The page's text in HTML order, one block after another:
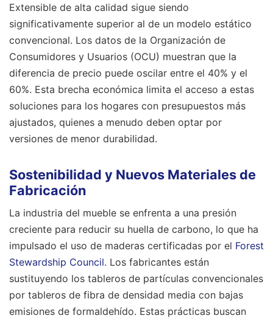
Extensible de alta calidad sigue siendo
significativamente superior al de un modelo estático
convencional. Los datos de la Organización de
Consumidores y Usuarios (OCU) muestran que la
diferencia de precio puede oscilar entre el 40% y el
60%. Esta brecha económica limita el acceso a estas
soluciones para los hogares con presupuestos más
ajustados, quienes a menudo deben optar por
versiones de menor durabilidad.
Sostenibilidad y Nuevos Materiales de
Fabricación
La industria del mueble se enfrenta a una presión
creciente para reducir su huella de carbono, lo que ha
impulsado el uso de maderas certificadas por el Forest
Stewardship Council. Los fabricantes están
sustituyendo los tableros de partículas convencionales
por tableros de fibra de densidad media con bajas
emisiones de formaldehído. Estas prácticas buscan